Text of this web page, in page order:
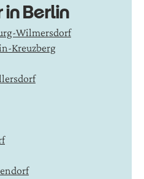
inBerlin
Wilmersdorf
Kreuzberg